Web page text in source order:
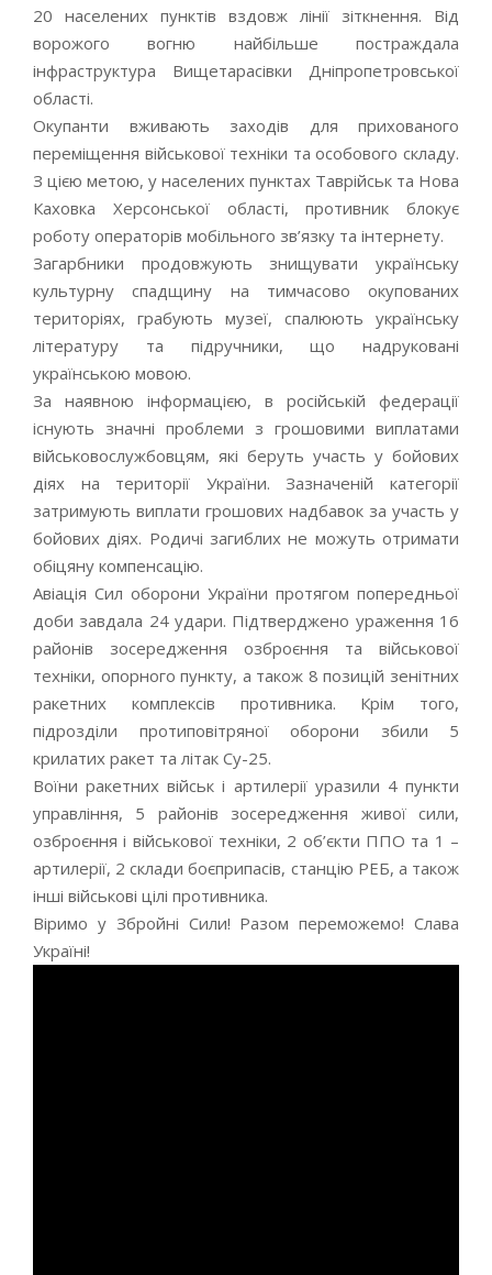
20 населених пунктів вздовж лінії зіткнення. Від
ворожого вогню найбільше постраждала
інфраструктура Вищетарасівки Дніпропетровської
області.
Окупанти вживають заходів для прихованого
переміщення військової техніки та особового складу.
З цією метою, у населених пунктах Таврійськ та Нова
Каховка Херсонської області, противник блокує
роботу операторів мобільного зв’язку та інтернету.
Загарбники продовжують знищувати українську
культурну спадщину на тимчасово окупованих
територіях, грабують музеї, спалюють українську
літературу та підручники, що надруковані
українською мовою.
За наявною інформацією, в російській федерації
існують значні проблеми з грошовими виплатами
військовослужбовцям, які беруть участь у бойових
діях на території України. Зазначеній категорії
затримують виплати грошових надбавок за участь у
бойових діях. Родичі загиблих не можуть отримати
обіцяну компенсацію.
Авіація Сил оборони України протягом попередньої
доби завдала 24 удари. Підтверджено ураження 16
районів зосередження озброєння та військової
техніки, опорного пункту, а також 8 позицій зенітних
ракетних комплексів противника. Крім того,
підрозділи протиповітряної оборони збили 5
крилатих ракет та літак Су-25.
Воїни ракетних військ і артилерії уразили 4 пункти
управління, 5 районів зосередження живої сили,
озброєння і військової техніки, 2 об’єкти ППО та 1 –
артилерії, 2 склади боєприпасів, станцію РЕБ, а також
інші військові цілі противника.
Віримо у Збройні Сили! Разом переможемо! Слава
Україні!